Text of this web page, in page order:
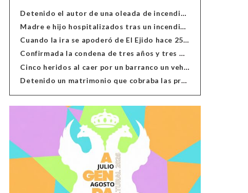
Detenido el autor de una oleada de incendios de contenedores en Almería
Madre e hijo hospitalizados tras un incendio en la cocina de una vivienda en Almería
Cuando la ira se apoderó de El Ejido hace 25 años
Confirmada la condena de tres años y tres meses al hombre de Antas acusado de xenofobia
Cinco heridos al caer por un barranco un vehículo en Alcolea
Detenido un matrimonio que cobraba las prestaciones de ilegales en Almería, Granada, Málaga, Huelva y Murcia